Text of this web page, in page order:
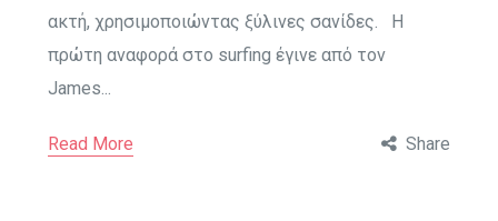
ακτή, χρησιμοποιώντας ξύλινες σανίδες. Η
πρώτη αναφορά στο surfing έγινε από τον
James...
Read More Share